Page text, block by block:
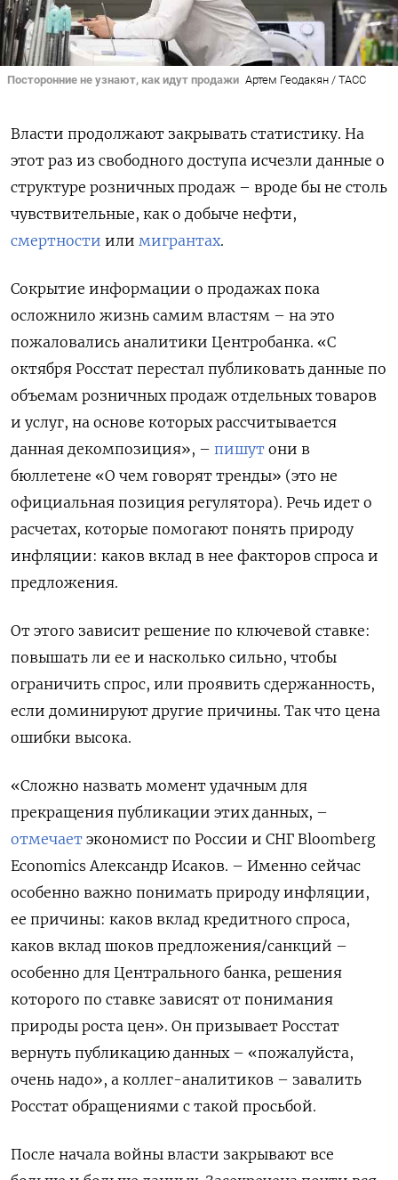
Посторонние не узнают, как идут продажи Артем Геодакян / ТАСС
Власти продолжают закрывать статистику. На
этот раз из свободного доступа исчезли данные о
структуре розничных продаж – вроде бы не столь
чувствительные, как о добыче нефти,
смертности или мигрантах.
Сокрытие информации о продажах пока
осложнило жизнь самим властям – на это
пожаловались аналитики Центробанка. «С
октября Росстат перестал публиковать данные по
объемам розничных продаж отдельных товаров
и услуг, на основе которых рассчитывается
данная декомпозиция», – пишут они в
бюллетене «О чем говорят тренды» (это не
официальная позиция регулятора). Речь идет о
расчетах, которые помогают понять природу
инфляции: каков вклад в нее факторов спроса и
предложения.
От этого зависит решение по ключевой ставке:
повышать ли ее и насколько сильно, чтобы
ограничить спрос, или проявить сдержанность,
если доминируют другие причины. Так что цена
ошибки высока.
«Сложно назвать момент удачным для
прекращения публикации этих данных, –
отмечает экономист по России и СНГ Bloomberg
Economics Александр Исаков. – Именно сейчас
особенно важно понимать природу инфляции,
ее причины: каков вклад кредитного спроса,
каков вклад шоков предложения/санкций –
особенно для Центрального банка, решения
которого по ставке зависят от понимания
природы роста цен». Он призывает Росстат
вернуть публикацию данных – «пожалуйста,
очень надо», а коллег-аналитиков – завалить
Росстат обращениями с такой просьбой.
После начала войны власти закрывают все